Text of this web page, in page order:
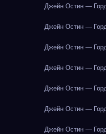
Джейн Остин —
Джейн Остин —
Джейн Остин —
Джейн Остин —
Джейн Остин —
Джейн Остин —
Джейн Остин —